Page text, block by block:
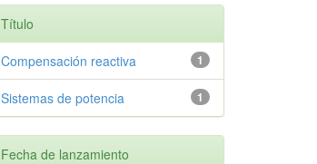
Título
1
Compensación reactiva
1
Sistemas de potencia
Fecha de lanzamiento